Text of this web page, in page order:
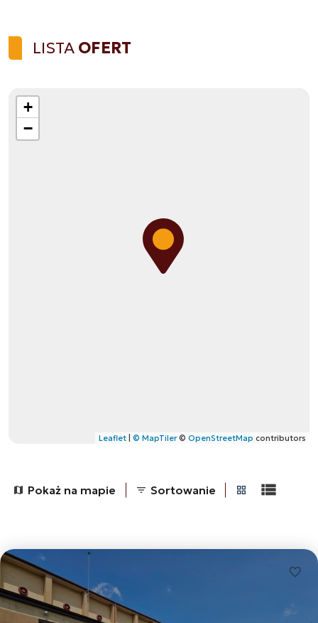
LISTA OFERT
+
−
Leaflet © MapTiler© OpenStreetMap contributors
Pokaż na mapie Sortowanie
tabelalista